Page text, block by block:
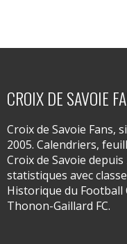
CROIX DE SAVOIE
Croix de Savoie Fans,
2005. Calendriers,
Croix de Savoie
statistiques avec
Historique du Football
Thonon-Gaillard FC.